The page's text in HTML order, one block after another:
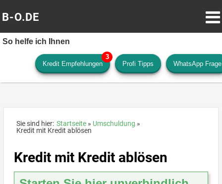
B-O.DE
So helfe ich Ihnen
Kredit Empfehlungen Profi Tipps WhatsApp Frage
Sie sind hier: Startseite
Umschuldung
Kredit mit Kredit ablösen
Kredit mit Kredit ablösen